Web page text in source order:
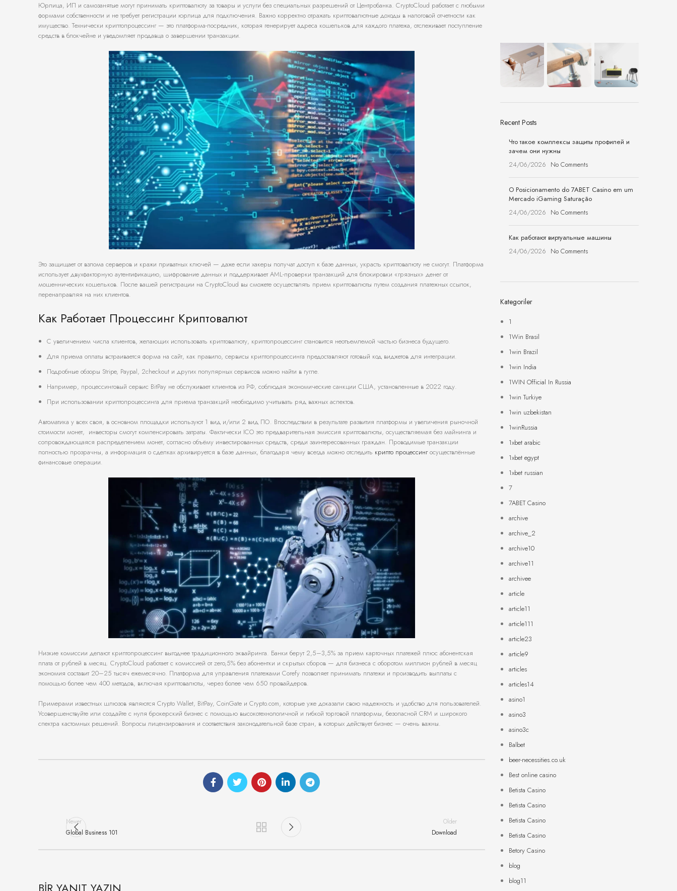
Юрлица, ИП и самозанятые могут принимать криптовалюту за товары и услуги без специальных разрешений от Центробанка. CryptoCloud работает с любыми
формами собственности и не требует регистрации юрлица для подключения. Важно корректно отражать криптовалютные доходы в налоговой отчетности как
имущество. Технически криптопроцессинг — это платформа-посредник, которая генерирует адреса кошельков для каждого платежа, отслеживает поступление
средств в блокчейне и уведомляет продавца о завершении транзакции.
Это защищает от взлома серверов и кражи приватных ключей — даже если хакеры получат доступ к базе данных, украсть криптовалюту не смогут. Платформа
использует двухфакторную аутентификацию, шифрование данных и поддерживает AML-проверки транзакций для блокировки «грязных» денег от
мошеннических кошельков. После вашей регистрации на CryptoCloud вы сможете осуществлять прием криптовалюты путем создания платежных ссылок,
перенаправляя на них клиентов.
Как Работает Процессинг Криптовалют
С увеличением числа клиентов, желающих использовать криптовалюту, криптопроцессинг становится неотъемлемой частью бизнеса будущего.
Для приема оплаты встраивается форма на сайт, как правило, сервисы криптопроцессинга предоставляют готовый код виджетов для интеграции.
Подробные обзоры Stripe, Paypal, 2checkout и других популярных сервисов можно найти в гугле.
Например, процессинговый сервис BitPay не обслуживает клиентов из РФ, соблюдая экономические санкции США, установленные в 2022 году.
При использовании криптопроцессинга для приема транзакций необходимо учитывать ряд важных аспектов.
Автоматика у всех своя, в основном площадки используют 1 вид и/или 2 вид ПО. Впоследствии в результате развития платформы и увеличения рыночной
стоимости монет, инвесторы смогут компенсировать затраты. Фактически ICO это предварительная эмиссия криптовалюты, осуществляемая без майнинга и
сопровождающаяся распределением монет, согласно объёму инвестированных средств, среди заинтересованных граждан. Проводимые транзакции
полностью прозрачны, а информация о сделках архивируется в базе данных, благодаря чему всегда можно отследить крипто процессингосуществлённые
финансовые операции.
Низкие комиссии делают криптопроцессинг выгоднее традиционного эквайринга. Банки берут 2,5–3,5% за прием карточных платежей плюс абонентская
плата от рублей в месяц. CryptoCloud работает с комиссией от zero,5% без абонентки и скрытых сборов — для бизнеса с оборотом миллион рублей в месяц
экономия составит 20–25 тысяч ежемесячно. Платформа для управления платежами Corefy позволяет принимать платежи и производить выплаты с
помощью более чем 400 методов, включая криптовалюты, через более чем 650 провайдеров.
Примерами известных шлюзов являются Crypto Wallet, BitPay, CoinGate и Crypto.com, которые уже доказали свою надежность и удобство для пользователей.
Усовершенствуйте или создайте с нуля брокерский бизнес с помощью высокотехнологичной и гибкой торговой платформы, безопасной CRM и широкого
спектра кастомных решений. Вопросы лицензирования и соответствия законодательной базе стран, в которых действует бизнес — очень важны.
Newer
Global Business 101
Older
Download
Recent Posts
Что такое комплексы защиты профилей и
зачем они нужны
24/06/2026 No Comments
O Posicionamento do 7ABET Casino em um
Mercado iGaming Saturação
24/06/2026 No Comments
Как работают виртуальные машины
24/06/2026 No Comments
Kategoriler
1
1Win Brasil
1win Brazil
1win India
1WIN Official In Russia
1win Turkiye
1win uzbekistan
1winRussia
1xbet arabic
1xbet egypt
1xbet russian
7
7ABET Casino
archive
archive_2
archive10
archive11
archivee
article
article11
article111
article23
article9
articles
articles14
asino1
asino3
asino3c
Balbet
beer-necessities.co.uk
Best online casino
Betista Casino
Betista Casino
Betista Casino
Betista Casino
Betory Casino
blog
blog11